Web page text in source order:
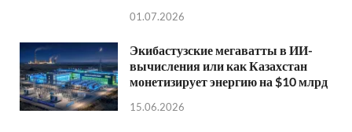
01.07.2026
Экибастузские мегаватты в ИИ-
вычисления или как Казахстан
монетизирует энергию на $10 млрд
15.06.2026